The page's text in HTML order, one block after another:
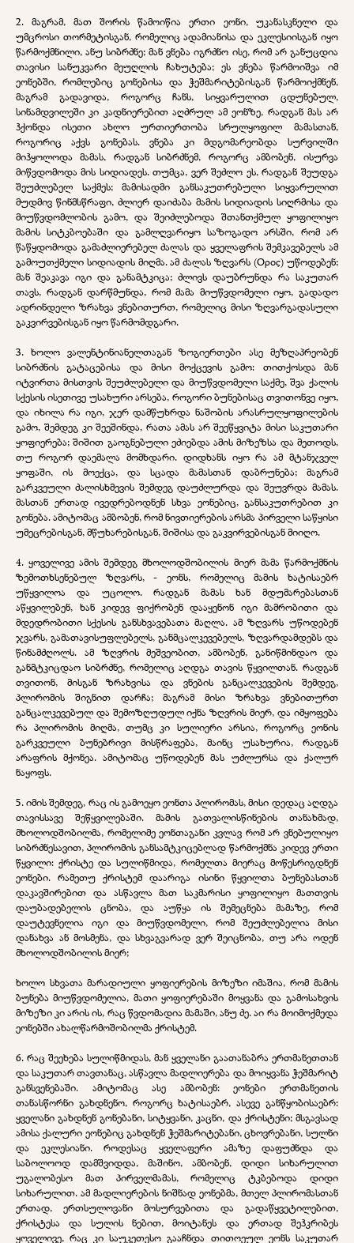
2. მაგრამ, მათ შორის წამოიწია ერთი ეონი, უკანასკნელი და
უმცროსი თორმეტისგან, რომელიც ადამიანისა და ეკლესიისგან იყო
წარმოქმნილი, ანუ სიბრძნე; მან ვნება იგრძნო ისე, რომ არ განუცდია
თავისი სანუკვარი მეუღლის ჩახუტება; ეს ვნება წარმოიშვა იმ
ეონებში, რომლებიც გონებისა და ჭეშმარიტებისგან წარმოიქმნენ,
მაგრამ გადავიდა, როგორც ჩანს, სიყვარულით ცდუნებულ,
სინამდვილეში კი კადნიერებით აღძრულ ამ ეონზე, რადგან მას არ
ჰქონდა ისეთი ახლო ურთიერთობა სრულყოფილ მამასთან,
როგორიც აქვს გონებას. ვნება კი მდგომარეობდა სურვილში
მიჰყოლოდა მამას, რადგან სიბრძნემ, როგორც ამბობენ, ისურვა
მიწვდომოდა მის სიდიადეს. თუმცა, ვერ შეძლო ეს, რადგან შეუდგა
შეუძლებელ საქმეს; მამისადმი განსაკუთრებული სიყვარულით
მუდმივ წინმსწრაფი, ძლიერ დაიძაბა მამის სიდიადის სიღრმისა და
მიუწვდომლობის გამო, და შეიძლებოდა შთანთქმულ ყოფილიყო
მამის სიტკბოებაში და გამლღვარიყო საზოგადო არსში, რომ არ
წაწყდომოდა გამაძლიერებელ ძალას და ყველაფრის შემკავებელს ამ
გამოუთქმელი სიდიადის მიღმა. ამ ძალას ზღვარს (Ορος) უწოდებენ;
მან შეაკავა იგი და განამტკიცა; ძლივს დაუბრუნდა რა საკუთარ
თავს, რადგან დარწმუნდა, რომ მამა მიუწვდომელი იყო, გადადო
ადრინდელი ზრახვა ვნებითურთ, რომელიც მისი ზღვარგადასული
გაკვირვებისგან იყო წარმომდგარი.
3. ხოლო ვალენტინიანელთაგან ზოგიერთები ასე მეზღაპრეობენ
სიბრძნის გატაცებისა და მისი მოქცევის გამო: თითქოსდა მან
იტვირთა მისთვის შეუძლებელი და მიუწვდომელი საქმე, შვა ქალის
სქესის ისეთივე უსახური არსება, როგორი ბუნებისაც თვითონვე იყო,
და იხილა რა იგი, ჯერ დამწუხრდა ნაშობის არასრულყოფილების
გამო, შემდეგ კი შეეშინდა, რათა ამას არ შეეწყვიტა მისი საკუთარი
ყოფიერება; შიშით გაოგნებული ეძიებდა ამის მიზეზსა და მეთოდს,
თუ როგორ დაემალა მომხდარი. დიდხანს იყო რა ამ მტანჯველ
ყოფაში, ის მოექცა, და სცადა მამასთან დაბრუნება; მაგრამ
გარკვეული ძალისხმევის შემდეგ დაუძლურდა და შეუვრდა მამას.
მასთან ერთად ივედრებოდნენ სხვა ეონებიც, განსაკუთრებით კი
გონება. ამიტომაც ამბობენ, რომ ნივთიერების არსმა პირველი საწყისი
უმეცრებისგან, მწუხარებისგან, შიშისა და გაკვირვებისგან მიიღო.
4. ყოველივე ამის შემდეგ მხოლოდშობილის მიერ მამა წარმოქმნის
ზემოთხსენებულ ზღვარს, - ეონს, რომელიც მამის ხატისაებრ
უწყვილოა და უცოლო. რადგან მამას ხან მდუმარებასთან
აწყვილებენ, ხან კიდევ ფიქრობენ დააყენონ იგი მამრობითი და
მდედრობითი სქესის განსხვავებათა მაღლა. ამ ზღვარს უწოდებენ
ჯვარს, გამათავისუფლებელს, განმცალკევებელს, ზღვარდამდებს და
წინამძღოლს. ამ ზღვრის მეშვეობით, ამბობენ, განიწმინდაო და
განმტკიცდაო სიბრძნე, რომელიც აღდგა თავის წყვილთან. რადგან
თვითონ, მისგან ზრახვისა და ვნების განცალკევების შემდეგ,
პლირომის შიგნით დარჩა; მაგრამ მისი ზრახვა ვნებითურთ
განცალკევებულ და შემოზღუდულ იქნა ზღვრის მიერ, და იმყოფება
რა პლირომის მიღმა, თუმც კი სულიერი არსია, როგორც ეონის
გარკვეული ბუნებრივი მისწრაფება, მაინც უსახურია, რადგან
არაფრის მქონეა. ამიტომაც უწოდებენ მას უძლურსა და ქალურ
ნაყოფს.
5. იმის შემდეგ, რაც ის გამოეყო ეონთა პლირომას, მისი დედაც აღდგა
თავისსავე შეწყვილებაში. მამის გათვალისწინების თანახმად,
მხოლოდშობილმა, რომელიმე ეონთაგანი კვლავ რომ არ ვნებულიყო
სიბრძნესავით, პლირომის განსამტკიცებლად წარმოქმნა კიდევ ერთი
წყვილი: ქრისტე და სულიწმიდა, რომელთა მიერაც მოწესრიგდნენ
ეონები. რამეთუ ქრისტემ დაარიგა ისინი წყვილთა ბუნებასთან
დაკავშირებით და ასწავლა მათ საკმარისი ყოფილიყო მათთვის
დაუბადებელის ცნობა, და აუწყა ის შემეცნება მამაზე, რომ
დაუტევნელია იგი და მიუწვდომელი, რომ შეუძლებელია მისი
დანახვა ან მოსმენა, და სხვაგვარად ვერ შეიცნობა, თუ არა ოდენ
მხოლოდშობილის მიერ;
ხოლო სხვათა მარადიული ყოფიერების მიზეზი იმაშია, რომ მამის
ბუნება მიუწვდომელია, მათი ყოფიერებაში მოყვანა და გამოსახვის
მიზეზი კი არის ის, რაც წვდომადია მამაში, ანუ ძე. აი რა მოიმოქმედა
ეონებში ახალწარმოშობილმა ქრისტემ.
6. რაც შეეხება სულიწმიდას, მან ყველანი გაათანაბრა ერთმანეთთან
და საკუთარ თავთანაც, ასწავლა მადლიერება და მოიყვანა ჭეშმარიტ
განსვენებაში. ამიტომაც ასე ამბობენ: ეონები ერთმანეთის
თანასწორნი გახდნენო, როგორც ხატისაებრ, ასევე განწყობისაებრ:
ყველანი გახდნენ გონებანი, სიტყვანი, კაცნი, და ქრისტენი; მსგავსად
ამისა ქალური ეონებიც გახდნენ ჭეშმარიტებანი, ცხოვრებანი, სულნი
და ეკლესიანი. როდესაც ყველაფერი ამაზე დაფუძნდა და
საბოლოოდ დამშვიდდა, მაშინო, ამბობენ, დიდი სიხარულით
უგალობესო მათ პირველმამას, რომელიც ტკბებოდა დიდი
სიხარულით. ამ მადლიერების ნიშნად ეონებმა, მთელ პლირომასთან
ერთად, ერთსულოვანი მოსურვებითა და გადაწყვეტილებით,
ქრისტესა და სულის ნებით, მოიტანეს და ერთად შეჰკრიბეს
ყოველივე, რაც კი საუკეთესო გააჩნდა თითოეულ ეონს საკუთარ